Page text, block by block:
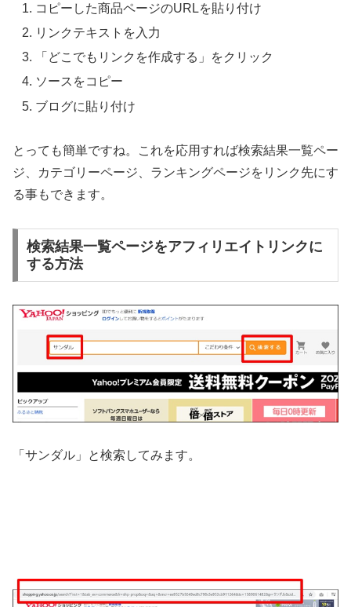
コピーした商品ページのURLを貼り付け
リンクテキストを入力
「どこでもリンクを作成する」をクリック
ソースをコピー
ブログに貼り付け
とっても簡単ですね。これを応用すれば検索結果一覧ペー
ジ、カテゴリーページ、ランキングページをリンク先にす
る事もできます。
検索結果一覧ページをアフィリエイトリンクに
する方法
「サンダル」と検索してみます。